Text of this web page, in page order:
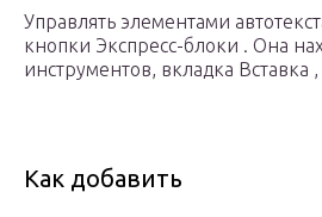
Управлять элементами
кнопки Экспресс-блоки . Она
инструментов, вкладка Вставка
Как добавить